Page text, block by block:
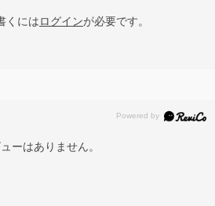
くにはログインが必要です。
ーはありません。